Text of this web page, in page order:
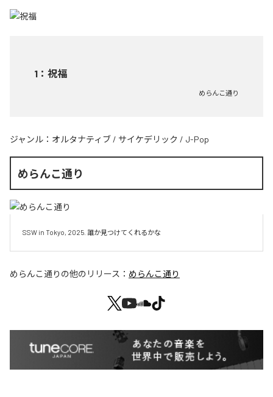
1 ： 祝福
めらんこ通り
ジャンル： オルタナティブ / サイケデリック / J-Pop
めらんこ通り
SSW in Tokyo, 2025. 誰か見つけてくれるかな
めらんこ通り の他のリリース： めらんこ通り